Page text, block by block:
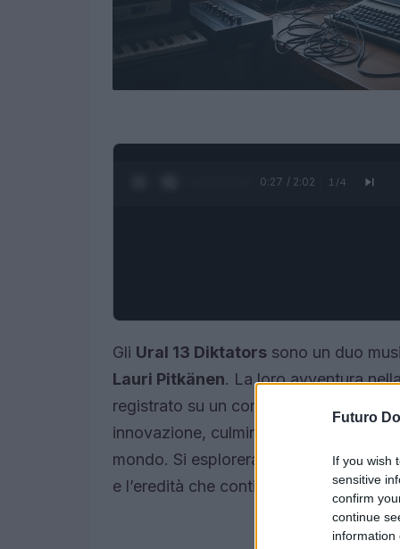
Futuro
If you wish
sensitive
confirm
continue
information
0:28 / 2:02 1 /4
Gli Ural 13 Diktators sono un duo
Lauri Pitkänen. La loro avventura
registrato su un computer
innovazione, culminando in un sound
mondo. Si esploreranno le origini di
e l’eredità che continuano a lasciare